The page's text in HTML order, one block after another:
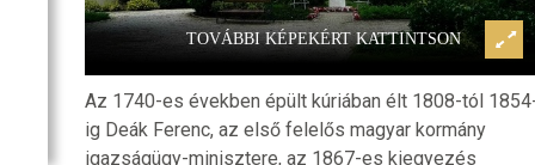
TOVÁBBI KÉPEKÉRT KATTINTSON
Az 1740-es években épült kúriában élt 1808-tól
ig Deák Ferenc, az első felelős magyar kormány
igazságügy-minisztere, az 1867-es kiegyezés